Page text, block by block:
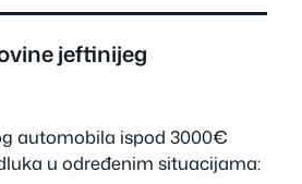
jeftinijeg
automobila ispod 3000€
u određenim situacijama: